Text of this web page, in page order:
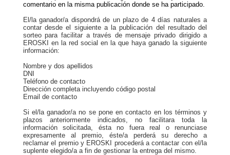
comentario en la misma publicación donde se ha participado.
El/la ganador/a dispondrá de un plazo de 4 días naturales a
contar desde el siguiente a la publicación del resultado del
sorteo para facilitar a través de mensaje privado dirigido a
EROSKI en la red social en la que haya ganado la siguiente
información:
Nombre y dos apellidos
DNI
Teléfono de contacto
Dirección completa incluyendo código postal
Email de contacto
Si el/la ganador/a no se pone en contacto en los términos y
plazos anteriormente indicados, no facilitara toda la
información solicitada, ésta no fuera real o renunciase
expresamente al premio, éste/a perderá su derecho a
reclamar el premio y EROSKI procederá a contactar con el/la
suplente elegido/a a fin de gestionar la entrega del mismo.